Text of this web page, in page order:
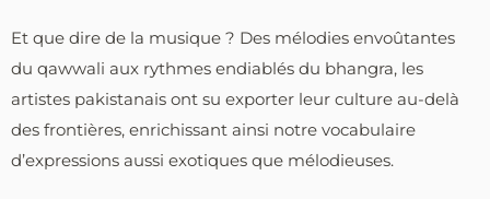
Et que dire de la musique ? Des mélodies envoûtantes
du qawwali aux rythmes endiablés du bhangra, les
artistes pakistanais ont su exporter leur culture au-delà
des frontières, enrichissant ainsi notre vocabulaire
d’expressions aussi exotiques que mélodieuses.